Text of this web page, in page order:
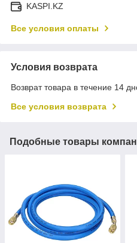
KASPI.KZ
Все условия оплаты
Условия возврата
Возврат товара в течение 14
Все условия возврата
Подобные товары